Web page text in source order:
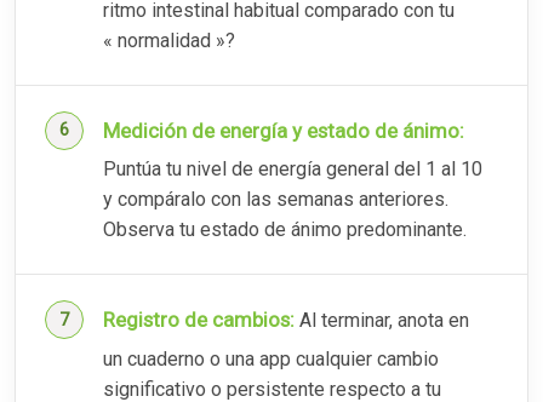
ritmo intestinal habitual comparado con tu
« normalidad »?
Medición de energía y estado de ánimo:
Puntúa tu nivel de energía general del 1 al 10
y compáralo con las semanas anteriores.
Observa tu estado de ánimo predominante.
Registro de cambios: Al terminar, anota en
un cuaderno o una app cualquier cambio
significativo o persistente respecto a tu